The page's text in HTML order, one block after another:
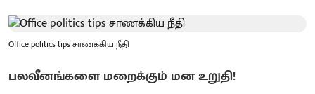
Office politics tips சாணக்கிய நீதி
பலவீனங்களை மறைக்கும் மன உறுதி!